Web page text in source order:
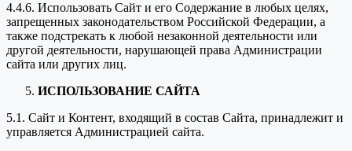
4.4.6. Использовать Сайт и его Содержание в любых целях,
запрещенных законодательством Российской Федерации, а
также подстрекать к любой незаконной деятельности или
другой деятельности, нарушающей права Администрации
сайта или других лиц.
ИСПОЛЬЗОВАНИЕ САЙТА
5.1. Сайт и Контент, входящий в состав Сайта, принадлежит и
управляется Администрацией сайта.